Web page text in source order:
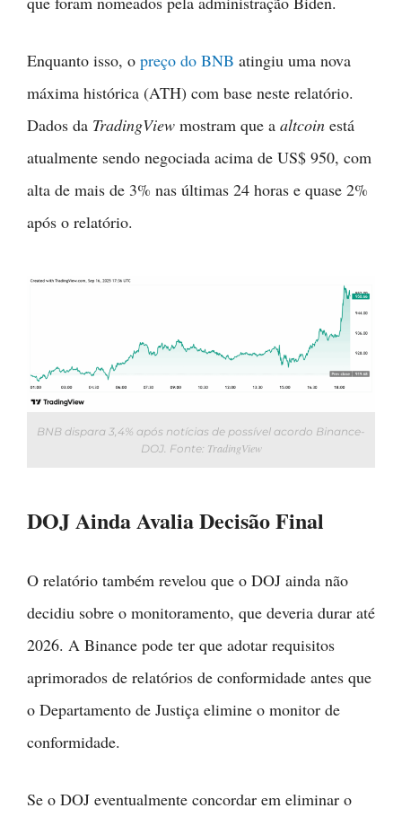
Enquanto isso, o preço do BNB atingiu uma nova
máxima histórica (ATH) com base neste relatório.
Dados da TradingView mostram que a altcoin está
atualmente sendo negociada acima de US$ 950, com
alta de mais de 3% nas últimas 24 horas e quase 2%
após o relatório.
BNB dispara 3,4% após notícias de possível acordo Binance-
DOJ. Fonte: TradingView
DOJ Ainda Avalia Decisão Final
O relatório também revelou que o DOJ ainda não
decidiu sobre o monitoramento, que deveria durar até
2026. A Binance pode ter que adotar requisitos
aprimorados de relatórios de conformidade antes que
o Departamento de Justiça elimine o monitor de
conformidade.
Se o DOJ eventualmente concordar em eliminar o